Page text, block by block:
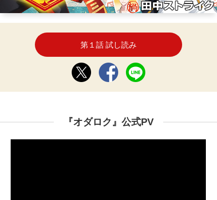
第１話 試し読み
『オダロク』公式PV